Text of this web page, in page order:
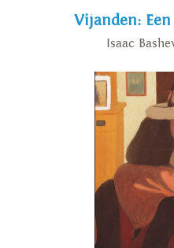
Vijanden:
Isaac